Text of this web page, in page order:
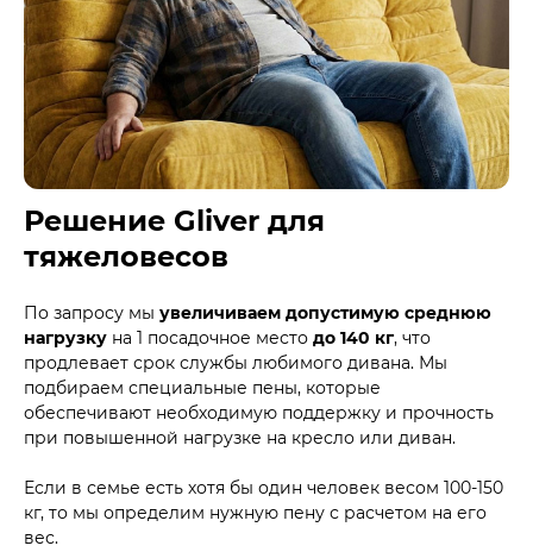
Решение Gliver для
тяжеловесов
По запросу мы увеличиваем допустимую среднюю
нагрузку на 1 посадочное место до 140 кг, что
продлевает срок службы любимого дивана. Мы
подбираем специальные пены, которые
обеспечивают необходимую поддержку и прочность
при повышенной нагрузке на кресло или диван.
Если в семье есть хотя бы один человек весом 100-150
кг, то мы определим нужную пену с расчетом на его
вес.